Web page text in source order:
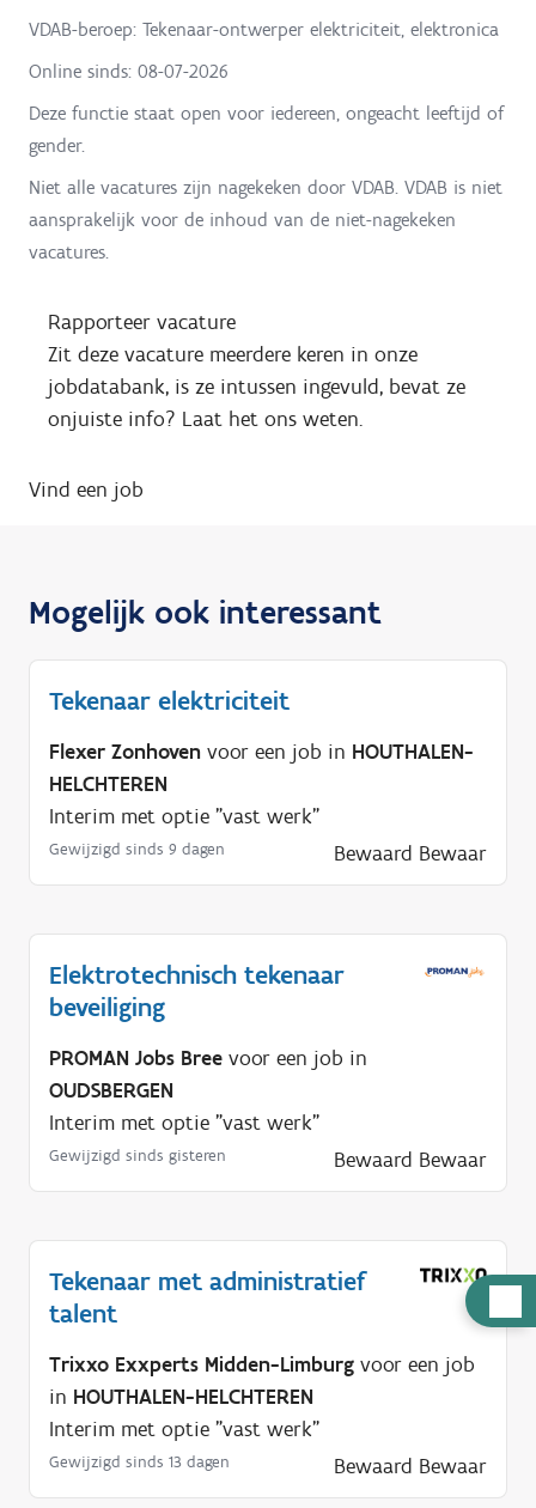
u
o
d
VDAB-beroep: Tekenaar-ontwerper elektriciteit, elektronica
Online sinds: 08-07-2026
Deze functie staat open voor iedereen, ongeacht leeftijd of
gender.
Niet alle vacatures zijn nagekeken door VDAB. VDAB is niet
aansprakelijk voor de inhoud van de niet-nagekeken
vacatures.
Rapporteer vacature
Zit deze vacature meerdere keren in onze
jobdatabank, is ze intussen ingevuld, bevat ze
onjuiste info? Laat het ons weten.
Vind een job
Mogelijk ook interessant
Tekenaar elektriciteit
Flexer Zonhoven voor een job in HOUTHALEN-
HELCHTEREN
Interim met optie "vast werk"
Gewijzigd sinds 9 dagen Bewaard Bewaar
Elektrotechnisch tekenaar
beveiliging
PROMAN Jobs Bree voor een job in
OUDSBERGEN
Interim met optie "vast werk"
Gewijzigd sinds gisteren Bewaard Bewaar
Tekenaar met administratief
talent
Trixxo Exxperts Midden-Limburg voor een job
in HOUTHALEN-HELCHTEREN
Interim met optie "vast werk"
Gewijzigd sinds 13 dagen Bewaard Bewaar